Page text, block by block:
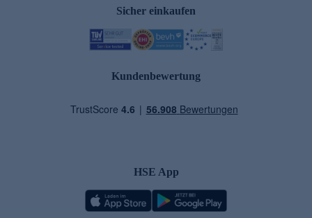
Sicher einkaufen
Kundenbewertung
HSE App